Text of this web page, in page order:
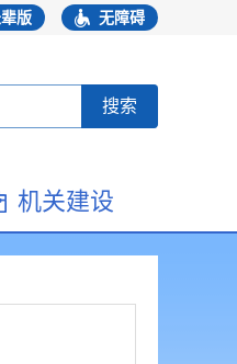
版 无障碍
机关建设